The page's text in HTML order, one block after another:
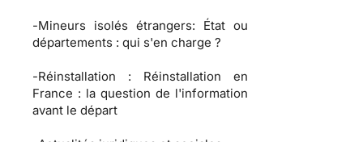
-Mineurs isolés étrangers: État ou
départements : qui s'en charge ?
-Réinstallation : Réinstallation en
France : la question de l'information
avant le départ